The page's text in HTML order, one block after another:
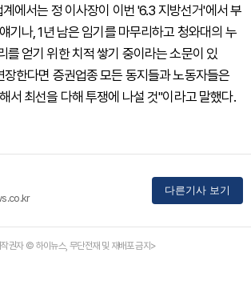
에서는 정 이사장이 이번 '6.3 지방선거'에서 부
기나, 1년 남은 임기를 마무리하고 청와대의 누
를 얻기 위한 치적 쌓기 중이라는 소문이 있
장한다면 증권업종 모든 동지들과 노동자들은
서 최선을 다해 투쟁에 나설 것"이라고 말했다.
다른기사 보기
권자 © 하이뉴스, 무단전재 및 재배포 금지>